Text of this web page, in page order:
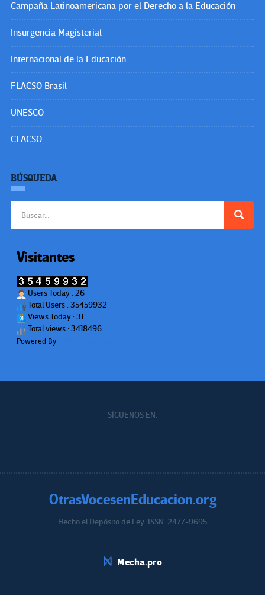
Campaña Latinoamericana por el Derecho a la Educación
Insurgencia Magisterial
Internacional de la Educación
FLACSO Brasil
UNESCO
CLACSO
BÚSQUEDA
Visitantes
Users Today : 26
Total Users : 35459932
Views Today : 31
Total views : 3418496
Powered By
SÍGUENOS EN:
OtrasVocesenEducacion.org
Hecho el Depósito de Ley. ISSN: 2477-9695
Mecha.pro